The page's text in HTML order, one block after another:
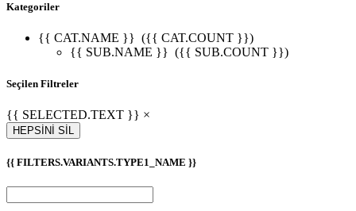
Kategoriler
{{ CAT.NAME }} ({{ CAT.COUNT }})
{{ SUB.NAME }} ({{ SUB.COUNT }})
Seçilen Filtreler
{{ SELECTED.TEXT }} ×
HEPSİNİ SİL
{{ FILTERS.VARIANTS.TYPE1_NAME }}